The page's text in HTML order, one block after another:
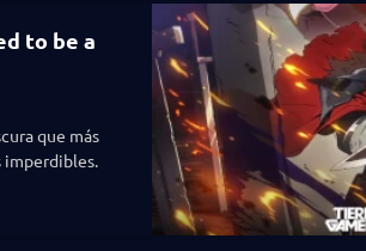
to be a
que más
imperdibles.